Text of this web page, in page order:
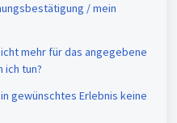
/ mein
mehr für das angegebene
ich tun?
gewünschtes Erlebnis keine